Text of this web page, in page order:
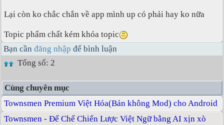
Lại còn ko chắc chắn về app mình up có phải hay ko nữa
Topic phẩm chất kém khóa topic
Bạn cần đăng nhập để bình luận
Tổng số: 2
Cùng chuyên mục
Townsmen Premium Việt Hóa(Bản không Mod) cho Android
Townsmen - Đế Chế Chiến Lược Việt Ngữ bằng AI xịn xò